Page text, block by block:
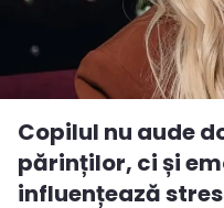
Copilul nu aude
părinților, ci și
influențează